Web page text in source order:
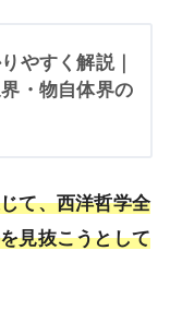
やすく解説｜
・物自体界の
て、西洋哲学全
見抜こうとして